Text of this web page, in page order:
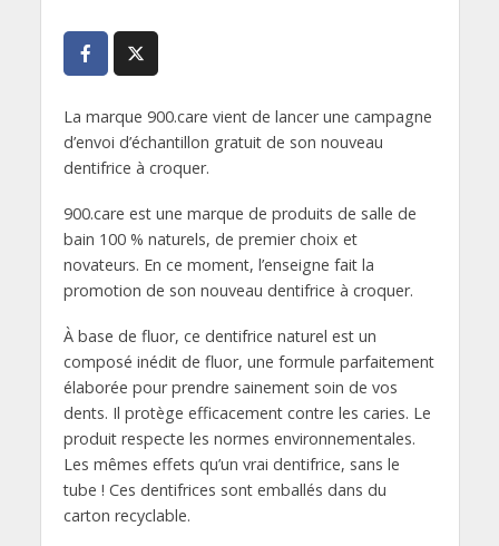
La marque 900.care vient de lancer une campagne
d’envoi d’échantillon gratuit de son nouveau
dentifrice à croquer.
900.care est une marque de produits de salle de
bain 100 % naturels, de premier choix et
novateurs. En ce moment, l’enseigne fait la
promotion de son nouveau dentifrice à croquer.
À base de fluor, ce dentifrice naturel est un
composé inédit de fluor, une formule parfaitement
élaborée pour prendre sainement soin de vos
dents. Il protège efficacement contre les caries. Le
produit respecte les normes environnementales.
Les mêmes effets qu’un vrai dentifrice, sans le
tube ! Ces dentifrices sont emballés dans du
carton recyclable.